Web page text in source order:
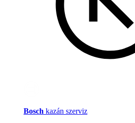
Bosch kazán szerviz